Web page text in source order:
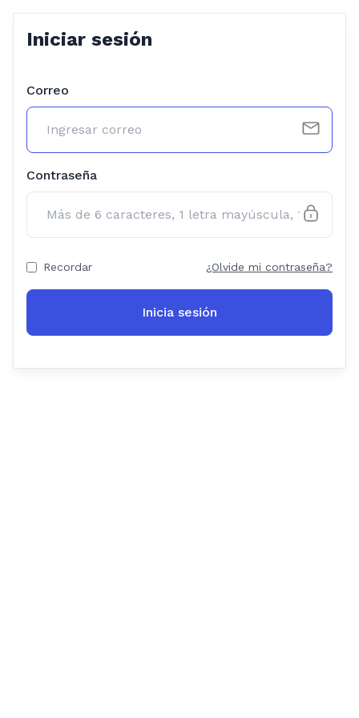
Iniciar sesión
Correo
Contraseña
Recordar ¿Olvide mi contraseña?